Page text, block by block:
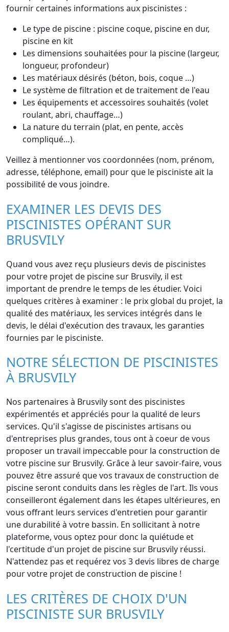
fournir certaines informations aux piscinistes :
Le type de piscine : piscine coque, piscine en dur,
piscine en kit
Les dimensions souhaitées pour la piscine (largeur,
longueur, profondeur)
Les matériaux désirés (béton, bois, coque …)
Le système de filtration et de traitement de l'eau
Les équipements et accessoires souhaités (volet
roulant, abri, chauffage…)
La nature du terrain (plat, en pente, accès
compliqué…).
Veillez à mentionner vos coordonnées (nom, prénom,
adresse, téléphone, email) pour que le pisciniste ait la
possibilité de vous joindre.
EXAMINER LES DEVIS DES
PISCINISTES OPÉRANT SUR
BRUSVILY
Quand vous avez reçu plusieurs devis de piscinistes
pour votre projet de piscine sur Brusvily, il est
important de prendre le temps de les étudier. Voici
quelques critères à examiner : le prix global du projet, la
qualité des matériaux, les services intégrés dans le
devis, le délai d'exécution des travaux, les garanties
fournies par le pisciniste.
NOTRE SÉLECTION DE PISCINISTES
À BRUSVILY
Nos partenaires à Brusvily sont des piscinistes
expérimentés et appréciés pour la qualité de leurs
services. Qu'il s'agisse de piscinistes artisans ou
d'entreprises plus grandes, tous ont à coeur de vous
proposer un travail impeccable pour la construction de
votre piscine sur Brusvily. Grâce à leur savoir-faire, vous
pouvez être assuré que vos travaux de construction de
piscine seront conduits dans les règles de l'art. Ils vous
conseilleront également dans les étapes ultérieures, en
vous offrant leurs services d'entretien pour garantir
une durabilité à votre bassin. En sollicitant à notre
plateforme, vous optez pour donc la quiétude et
l'certitude d'un projet de piscine sur Brusvily réussi.
N'attendez pas et requérez vos 3 devis libres de charge
pour votre projet de construction de piscine !
LES CRITÈRES DE CHOIX D'UN
PISCINISTE SUR BRUSVILY